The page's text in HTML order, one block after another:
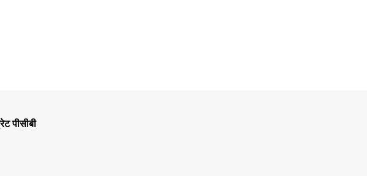
पीसीबी